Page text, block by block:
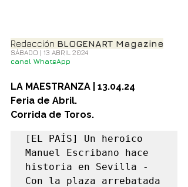
Redacción BLOGENART Magazine
SÁBADO | 13 ABRIL 2024
canal WhatsApp
LA MAESTRANZA | 13.04.24
Feria de Abril.
Corrida de Toros.
[EL PAÍS] Un heroico
Manuel Escribano hace
historia en Sevilla -
Con la plaza arrebatada